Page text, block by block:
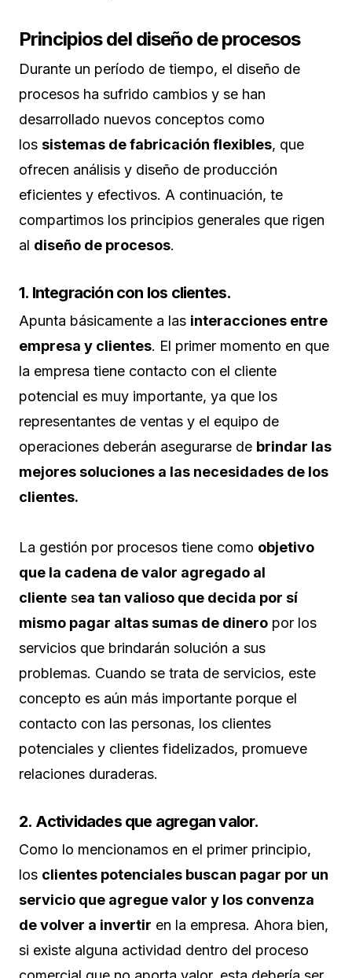
Principios del diseño de procesos
Durante un período de tiempo, el diseño de
procesos ha sufrido cambios y se han
desarrollado nuevos conceptos como
los sistemas de fabricación flexibles, que
ofrecen análisis y diseño de producción
eficientes y efectivos. A continuación, te
compartimos los principios generales que rigen
al diseño de procesos.
1. Integración con los clientes.
Apunta básicamente a las interacciones entre
empresa y clientes. El primer momento en que
la empresa tiene contacto con el cliente
potencial es muy importante, ya que los
representantes de ventas y el equipo de
operaciones deberán asegurarse de brindar las
mejores soluciones a las necesidades de los
clientes.
La gestión por procesos tiene como objetivo
que la cadena de valor agregado al
cliente sea tan valioso que decida por sí
mismo pagar altas sumas de dinero por los
servicios que brindarán solución a sus
problemas. Cuando se trata de servicios, este
concepto es aún más importante porque el
contacto con las personas, los clientes
potenciales y clientes fidelizados, promueve
relaciones duraderas.
2. Actividades que agregan valor.
Como lo mencionamos en el primer principio,
los clientes potenciales buscan pagar por un
servicio que agregue valor y los convenza
de volver a invertir en la empresa. Ahora bien,
si existe alguna actividad dentro del proceso